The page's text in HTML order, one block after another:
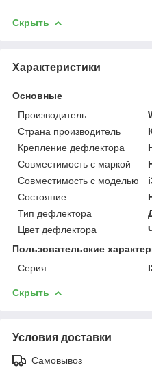
Скрыть
Характеристики
Основные
Производитель
Страна производитель
Крепление дефлектора
Совместимость с маркой
Совместимость с моделью
Состояние
Тип дефлектора
Цвет дефлектора
Пользовательские
Серия
Скрыть
Условия доставки
Самовывоз